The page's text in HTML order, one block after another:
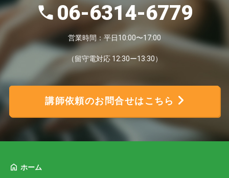
06-6314-6779
営業時間：平日10:00〜17:00
（留守電対応 12:30ー13:30）
講師依頼のお問合せはこちら
ホーム